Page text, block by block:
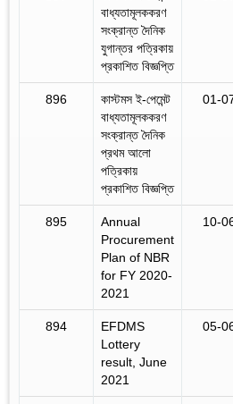
বাধ্যতামূলককরণ
সংক্রান্ত দৈনিক
যুগান্তর পত্রিকায়
প্রকাশিত বিজ্ঞপ্তি
896
কাস্টমস ই-পেমেন্ট
বাধ্যতামূলককরণ
সংক্রান্ত দৈনিক
প্রথম আলো
পত্রিকায়
প্রকাশিত বিজ্ঞপ্তি
01-
895
Annual
Procurement
Plan of NBR
for FY 2020-
2021
10-
894
EFDMS
Lottery
result, June
2021
05-